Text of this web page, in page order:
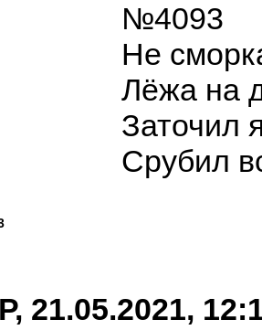
№4093
Не
Лёжа на
Заточил
Срубил
21.05.2021,